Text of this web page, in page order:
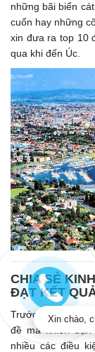
những bãi biển
cuốn hay những
xin đưa ra top 10
qua khi đến Úc.
CHIA SẺ
ĐẠT KẾT
Trước chuyến đi
đề mà khiến
nhiều các điều
Xin chào,